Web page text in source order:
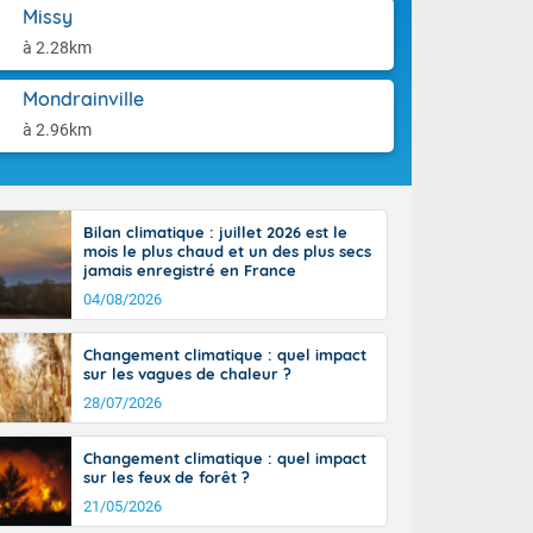
Missy
à 2.28km
Mondrainville
à 2.96km
le Poitou-
8 à 13
26 sur le
le sud-
Bilan climatique : juillet 2026 est le
mois le plus chaud et un des plus secs
jamais enregistré en France
04/08/2026
Changement climatique : quel impact
sur les vagues de chaleur ?
28/07/2026
Changement climatique : quel impact
sur les feux de forêt ?
21/05/2026